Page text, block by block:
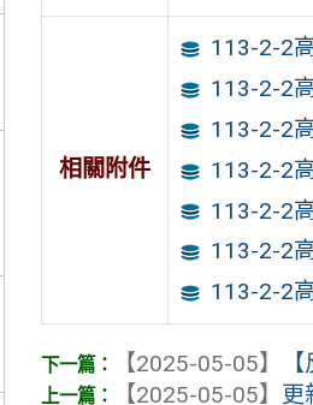
相關附件
113-2-2
113-2-2
113-2-2
113-2-2
113-2-2
113-2-2
113-2-2
【2025-05-05】
【2025-05-05】 更